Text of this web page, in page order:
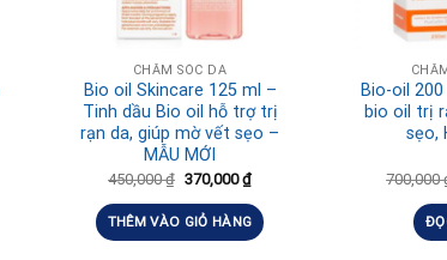
CHĂM SÓC DA
Bio oil Skincare 125 ml –
Tinh dầu Bio oil hỗ trợ trị
rạn da, giúp mờ vết sẹo –
MẪU MỚI
450,000₫ 370,000₫
THÊM VÀO GIỎ HÀNG
Bio-oil
bio oil trị
sẹo,
700,000